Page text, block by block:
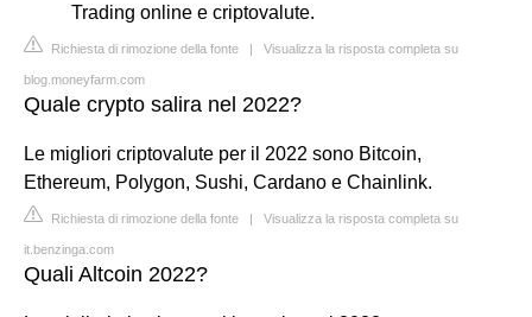
Trading online e criptovalute.
Richiesta di rimozione della fonte | Visualizza la risposta completa su
blog.moneyfarm.com
Quale crypto salira nel 2022?
Le migliori criptovalute per il 2022 sono Bitcoin,
Ethereum, Polygon, Sushi, Cardano e Chainlink.
Richiesta di rimozione della fonte | Visualizza la risposta completa su
it.benzinga.com
Quali Altcoin 2022?